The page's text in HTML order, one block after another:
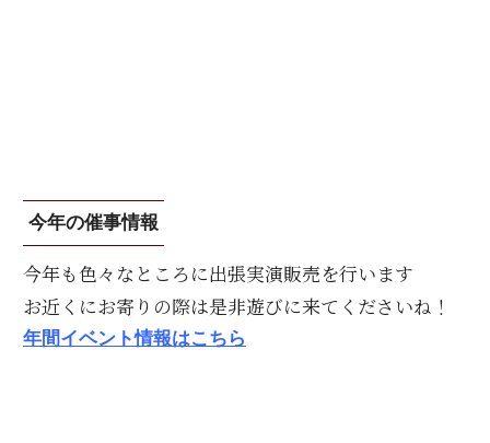
今年の催事情報
今年も色々なところに出張実演販売を行います
お近くにお寄りの際は是非遊びに来てくださいね！
年間イベント情報はこちら